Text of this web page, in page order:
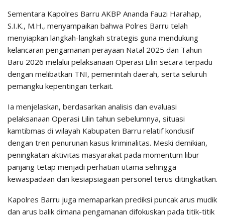
Sementara Kapolres Barru AKBP Ananda Fauzi Harahap,
S.I.K., M.H., menyampaikan bahwa Polres Barru telah
menyiapkan langkah-langkah strategis guna mendukung
kelancaran pengamanan perayaan Natal 2025 dan Tahun
Baru 2026 melalui pelaksanaan Operasi Lilin secara terpadu
dengan melibatkan TNI, pemerintah daerah, serta seluruh
pemangku kepentingan terkait.
Ia menjelaskan, berdasarkan analisis dan evaluasi
pelaksanaan Operasi Lilin tahun sebelumnya, situasi
kamtibmas di wilayah Kabupaten Barru relatif kondusif
dengan tren penurunan kasus kriminalitas. Meski demikian,
peningkatan aktivitas masyarakat pada momentum libur
panjang tetap menjadi perhatian utama sehingga
kewaspadaan dan kesiapsiagaan personel terus ditingkatkan.
Kapolres Barru juga memaparkan prediksi puncak arus mudik
dan arus balik dimana pengamanan difokuskan pada titik-titik